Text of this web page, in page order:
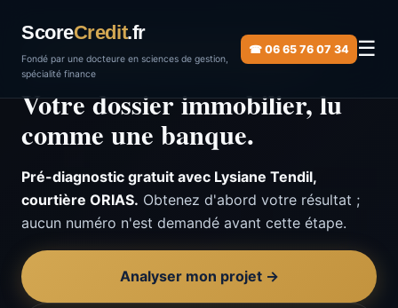
ScoreCredit.fr
Fondé par une docteure en sciences de gestion,
spécialité finance
☎ 06 65 76 07 34 ☰
Baromètre juillet 2026 · vérifié le 14 juillet 2026
Votre dossier immobilier, lu
comme une banque.
Pré-diagnostic gratuit avec Lysiane Tendil,
courtière ORIAS. Obtenez d'abord votre résultat ;
aucun numéro n'est demandé avant cette étape.
Analyser mon projet →